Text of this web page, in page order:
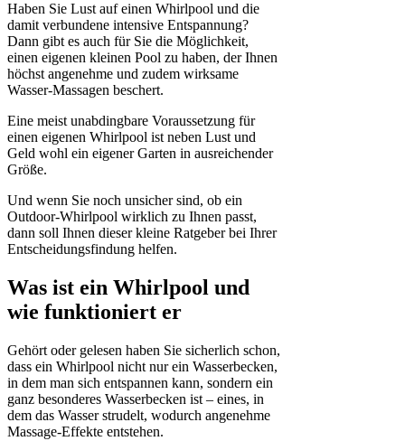
Haben Sie Lust auf einen Whirlpool und die
damit verbundene intensive Entspannung?
Dann gibt es auch für Sie die Möglichkeit,
einen eigenen kleinen Pool zu haben, der Ihnen
höchst angenehme und zudem wirksame
Wasser-Massagen beschert.
Eine meist unabdingbare Voraussetzung für
einen eigenen Whirlpool ist neben Lust und
Geld wohl ein eigener Garten in ausreichender
Größe.
Und wenn Sie noch unsicher sind, ob ein
Outdoor-Whirlpool wirklich zu Ihnen passt,
dann soll Ihnen dieser kleine Ratgeber bei Ihrer
Entscheidungsfindung helfen.
Was ist ein Whirlpool und
wie funktioniert er
Gehört oder gelesen haben Sie sicherlich schon,
dass ein Whirlpool nicht nur ein Wasserbecken,
in dem man sich entspannen kann, sondern ein
ganz besonderes Wasserbecken ist – eines, in
dem das Wasser strudelt, wodurch angenehme
Massage-Effekte entstehen.